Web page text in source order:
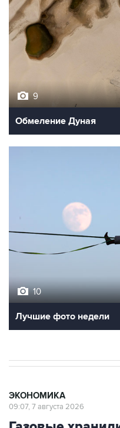
9
Обмеление Дуная
10
Лучшие фото недели
ЭКОНОМИКА
09:07, 7 августа 2026